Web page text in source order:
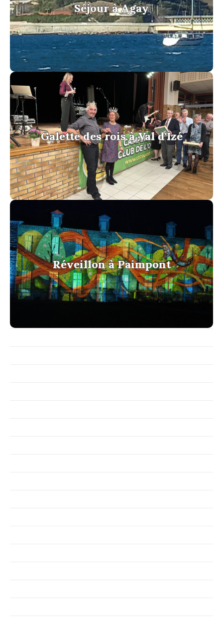
Séjour à Agay
voir la galerie
Galette des rois à Val d'Izé
Galette des rois à Val d'Izé
voir la galerie
Réveillon à Paimpont
Réveillon à Paimpont
voir la galerie